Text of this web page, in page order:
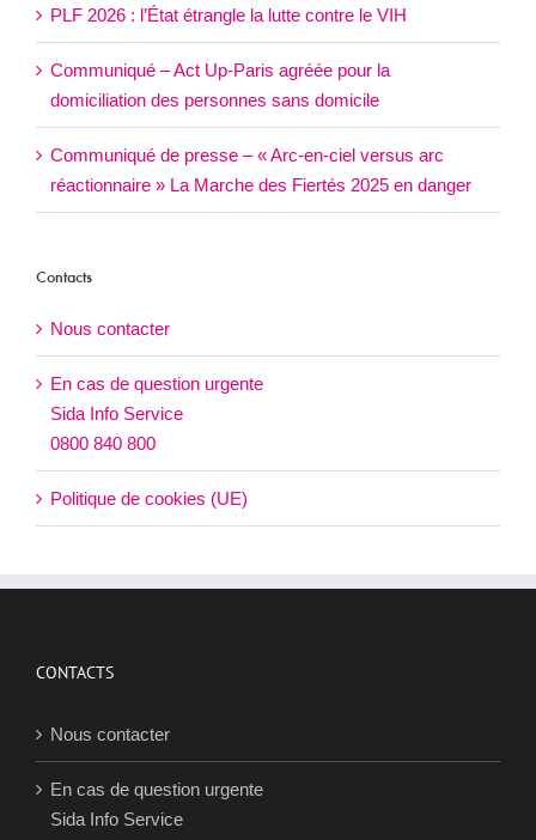
PLF 2026 : l’État étrangle la lutte contre le VIH
Communiqué – Act Up-Paris agréée pour la
domiciliation des personnes sans domicile
Communiqué de presse – « Arc-en-ciel versus arc
réactionnaire » La Marche des Fiertés 2025 en danger
Contacts
Nous contacter
En cas de question urgente
Sida Info Service
0800 840 800
Politique de cookies (UE)
CONTACTS
Nous contacter
En cas de question urgente
Sida Info Service